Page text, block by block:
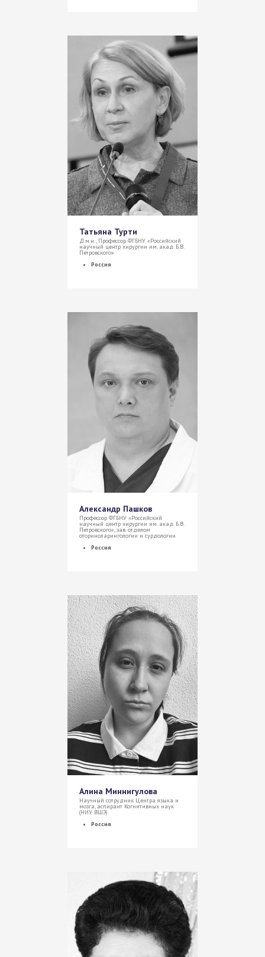
Татьяна Турти
Д.м.н., Профессор ФГБНУ «Российский
научный центр хирургии им. акад. Б.В.
Петровского»
Россия
Александр Пашков
Профессор ФГБНУ «Российский
научный центр хирургии им. акад. Б.В.
Петровского», зав. отделом
оториноларингологии и сурдологии
Россия
Алина Миннигулова
Научный сотрудник Центра языка и
мозга, аспирант Когнитивных наук
(НИУ ВШЭ)
Россия